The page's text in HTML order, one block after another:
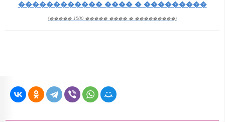
������������ ���� � ���������
(����� 1500 ����� ���� � ���������)